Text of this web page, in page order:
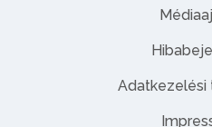
Adatkezelési